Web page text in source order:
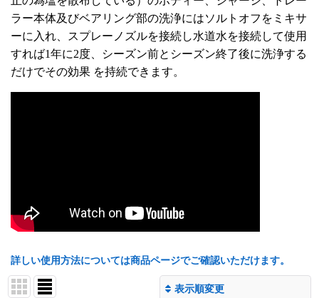
ラー本体及びベアリング部の洗浄にはソルトオフをミキサ
ーに入れ、スプレーノズルを接続し水道水を接続して使用
すれば1年に2度、シーズン前とシーズン終了後に洗浄する
だけでその効果 を持続できます。
詳しい使用方法については商品ページでご確認いただけます。
表示順変更